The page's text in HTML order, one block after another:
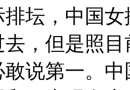
坛，中国
去，但是照
说第一。